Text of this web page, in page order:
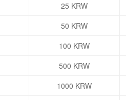
25 KRW
50 KRW
100 KRW
500 KRW
1000 KRW